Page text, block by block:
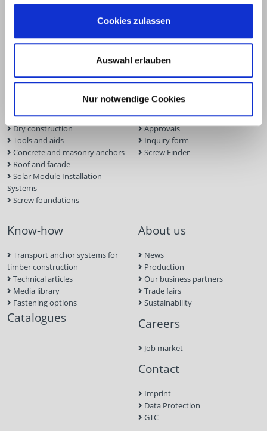
Cookies zulassen
Auswahl erlauben
Nur notwendige Cookies
Products
landscaping
Wood construction screws
Wood connectors
Dry construction
Tools and aids
Concrete and masonry anchors
Roof and facade
Solar Module Installation
Systems
Screw foundations
Service
ECS calculation program
Solar Planner
BIM Portal
Approvals
Inquiry form
Screw Finder
Know-how
Transport anchor systems for
timber construction
Technical articles
Media library
Fastening options
Catalogues
About us
News
Production
Our business partners
Trade fairs
Sustainability
Careers
Job market
Contact
Imprint
Data Protection
GTC